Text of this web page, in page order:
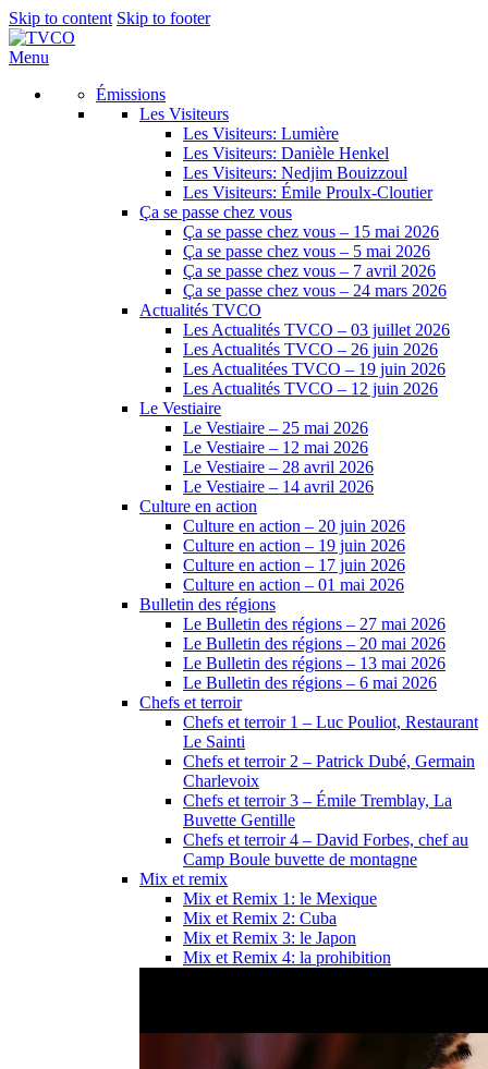
Skip to content Skip to footer
Menu
Émissions
Les Visiteurs
Les Visiteurs: Lumière
Les Visiteurs: Danièle Henkel
Les Visiteurs: Nedjim Bouizzoul
Les Visiteurs: Émile Proulx-Cloutier
Ça se passe chez vous
Ça se passe chez vous – 15 mai 2026
Ça se passe chez vous – 5 mai 2026
Ça se passe chez vous – 7 avril 2026
Ça se passe chez vous – 24 mars 2026
Actualités TVCO
Les Actualités TVCO – 03 juillet 2026
Les Actualités TVCO – 26 juin 2026
Les Actualitées TVCO – 19 juin 2026
Les Actualités TVCO – 12 juin 2026
Le Vestiaire
Le Vestiaire – 25 mai 2026
Le Vestiaire – 12 mai 2026
Le Vestiaire – 28 avril 2026
Le Vestiaire – 14 avril 2026
Culture en action
Culture en action – 20 juin 2026
Culture en action – 19 juin 2026
Culture en action – 17 juin 2026
Culture en action – 01 mai 2026
Bulletin des régions
Le Bulletin des régions – 27 mai 2026
Le Bulletin des régions – 20 mai 2026
Le Bulletin des régions – 13 mai 2026
Le Bulletin des régions – 6 mai 2026
Chefs et terroir
Chefs et terroir 1 – Luc Pouliot, Restaurant
Le Sainti
Chefs et terroir 2 – Patrick Dubé, Germain
Charlevoix
Chefs et terroir 3 – Émile Tremblay, La
Buvette Gentille
Chefs et terroir 4 – David Forbes, chef au
Camp Boule buvette de montagne
Mix et remix
Mix et Remix 1: le Mexique
Mix et Remix 2: Cuba
Mix et Remix 3: le Japon
Mix et Remix 4: la prohibition